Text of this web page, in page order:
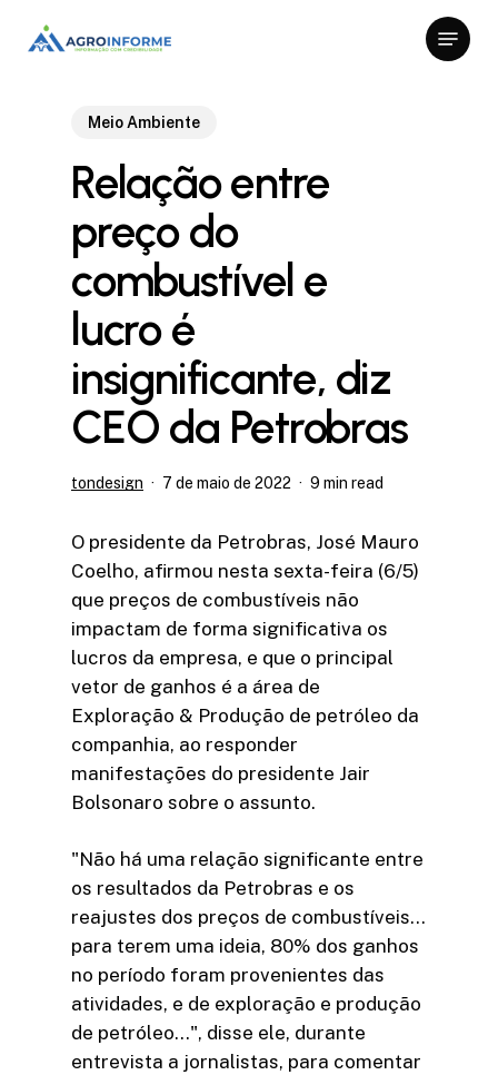
Menu
Meio Ambiente
Relação entre
preço do
combustível e
lucro é
insignificante, diz
CEO da Petrobras
tondesign 7 de maio de 2022 9 min read
O presidente da Petrobras, José Mauro
Coelho, afirmou nesta sexta-feira (6/5)
que preços de combustíveis não
impactam de forma significativa os
lucros da empresa, e que o principal
vetor de ganhos é a área de
Exploração & Produção de petróleo da
companhia, ao responder
manifestações do presidente Jair
Bolsonaro sobre o assunto.
"Não há uma relação significante entre
os resultados da Petrobras e os
reajustes dos preços de combustíveis…
para terem uma ideia, 80% dos ganhos
no período foram provenientes das
atividades, e de exploração e produção
de petróleo…", disse ele, durante
entrevista a jornalistas, para comentar